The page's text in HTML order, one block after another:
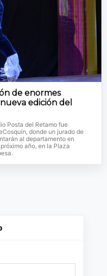
de enormes
edición del
Posta del Retamo fue
donde un jurado de
al departamento en
año, en la Plaza